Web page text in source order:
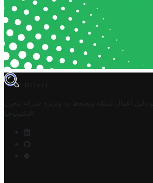
TROVIT
دليل أعمال تملكه وتحتفظ به وتديره
شركة مخزن
التكنولوجيا